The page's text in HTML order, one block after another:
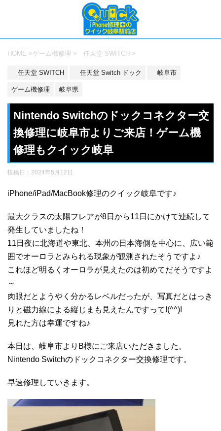
HOME >ゲーム機修理 > 任天堂 SWITCH >
任天堂 SWITCH 任天堂 Switch ドック 岐阜市
ゲーム機修理 岐阜県
Nintendo Switchのドックコネクター交
換修理に岐阜市よりご来店！ゲーム機
修理もクイック岐阜
投稿日： 2024年5月12日
iPhone/iPad/MacBook修理のクイック岐阜です♪
最大クラスの太陽フレアが8日から11日にかけて連続して
発生していましたね！
11日夜に北海道や東北、本州の日本海側を中心に、広い範
囲でオーロラとみられる現象が観測されたそうですよ♪
これほど明るくオーロラが見えたのは初めてだそうですよ
～
肉眼だとようやく分かるレベルだったが、写真だとはっき
りと磁力線による縦じまも見えたんですって!(^^)!
見れた方は幸運ですね♪
本日は、岐阜市よりB様にご来店いただきました。
Nintendo Switchのドックコネクター交換修理です。
早速修理していきます。